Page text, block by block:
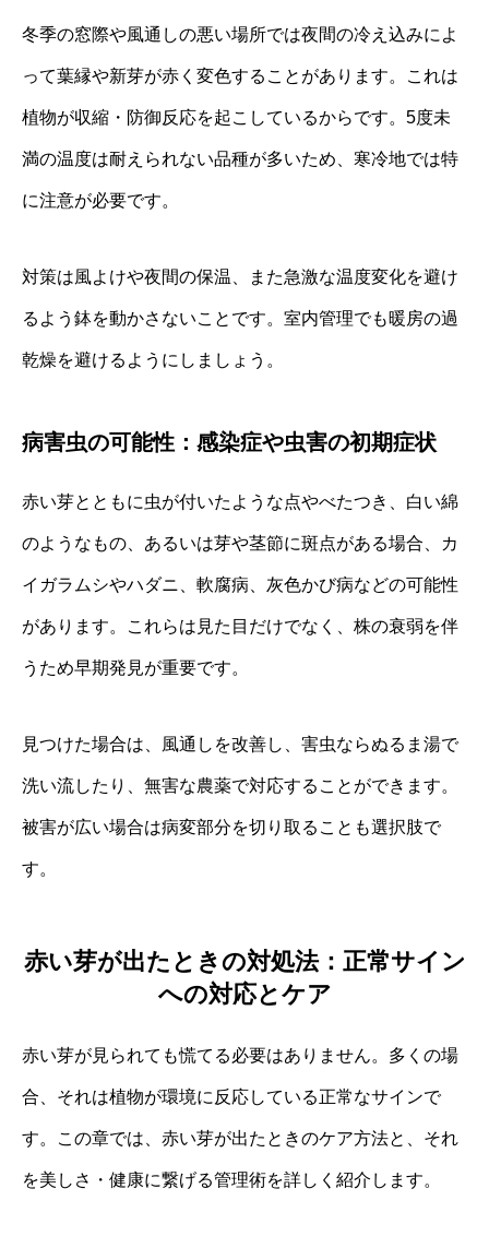
冬季の窓際や風通しの悪い場所では夜間の冷え込みによ
って葉縁や新芽が赤く変色することがあります。これは
植物が収縮・防御反応を起こしているからです。5度未
満の温度は耐えられない品種が多いため、寒冷地では特
に注意が必要です。
対策は風よけや夜間の保温、また急激な温度変化を避け
るよう鉢を動かさないことです。室内管理でも暖房の過
乾燥を避けるようにしましょう。
病害虫の可能性：感染症や虫害の初期症状
赤い芽とともに虫が付いたような点やべたつき、白い綿
のようなもの、あるいは芽や茎節に斑点がある場合、カ
イガラムシやハダニ、軟腐病、灰色かび病などの可能性
があります。これらは見た目だけでなく、株の衰弱を伴
うため早期発見が重要です。
見つけた場合は、風通しを改善し、害虫ならぬるま湯で
洗い流したり、無害な農薬で対応することができます。
被害が広い場合は病変部分を切り取ることも選択肢で
す。
赤い芽が出たときの対処法：正常サイン
への対応とケア
赤い芽が見られても慌てる必要はありません。多くの場
合、それは植物が環境に反応している正常なサインで
す。この章では、赤い芽が出たときのケア方法と、それ
を美しさ・健康に繋げる管理術を詳しく紹介します。